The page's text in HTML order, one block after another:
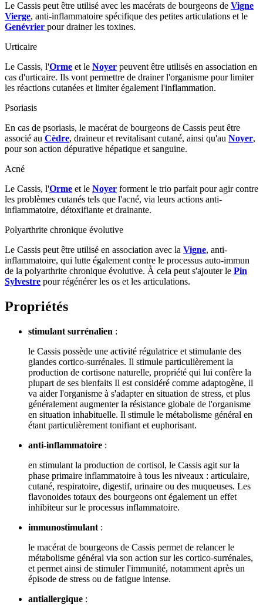
Le Cassis peut être utilisé avec les macérats de bourgeons de Vigne
Vierge, anti-inflammatoire spécifique des petites articulations et le
Genévrier pour drainer les toxines.
Urticaire
Le Cassis, l'Orme et le Noyer peuvent être utilisés en association en
cas d'urticaire. Ils vont permettre de drainer l'organisme pour limiter
les réactions cutanées et limiter également l'inflammation.
Psoriasis
En cas de psoriasis, le macérat de bourgeons de Cassis peut être
associé au Cèdre, draineur et revitalisant cutané, ainsi qu'au Noyer,
pour son action dépurative hépatique et sanguine.
Acné
Le Cassis, l'Orme et le Noyer forment le trio parfait pour agir contre
les problèmes cutanés tels que l'acné, via leurs actions anti-
inflammatoire, détoxifiante et drainante.
Polyarthrite chronique évolutive
Le Cassis peut être utilisé en association avec la Vigne, anti-
inflammatoire, qui lutte également contre le processus auto-immun
de la polyarthrite chronique évolutive. À cela peut s'ajouter le Pin
Sylvestre pour régénérer les os et les articulations.
Propriétés
stimulant surrénalien :
le Cassis possède une activité régulatrice et stimulante des
glandes cortico-surrénales. Il stimule particulièrement la
production de cortisone naturelle, propriété qui lui confère la
plupart de ses bienfaits Il est considéré comme adaptogène, il
va aider l'organisme à s'adapter en situation de stress, et plus
généralement augmenter la résistance globale de l'organisme
en situation inhabituelle. Il stimule le métabolisme général en
étant particulièrement tonifiant et euphorisant.
anti-inflammatoire :
en stimulant la production de cortisol, le Cassis agit sur la
phase primaire inflammatoire à tous les niveaux : articulaire,
cutané, respiratoire, digestif, urinaire ou des muqueuses. Les
flavonoides totaux des bourgeons ont également un effet
inhibiteur sur le processus inflammatoire.
immunostimulant :
le macérat de bourgeons de Cassis permet de relancer le
métabolisme général via son action sur les cortico-surrénales,
et permet ainsi de stimuler l'immunité, notamment après un
épisode de stress ou de fatigue intense.
antiallergique :